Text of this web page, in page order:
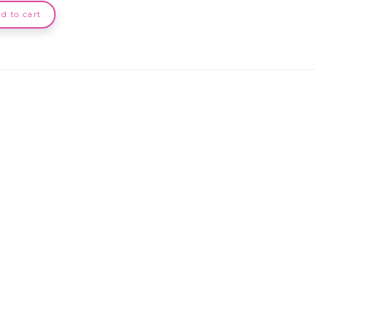
to cart